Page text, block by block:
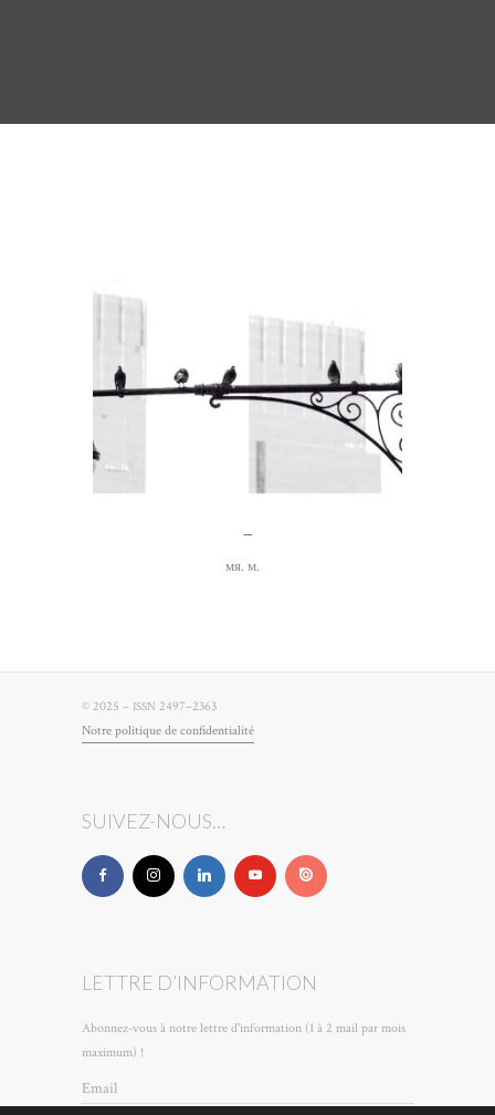
–
мя. м.
© 2025 – ISSN 2497–2363
Notre poli­tique de confidentialité
SUIVEZ-NOUS…
LETTRE D’INFORMATION
Abonnez-vous à notre lettre d'information (1 à 2 mail par mois
maximum) !
Email